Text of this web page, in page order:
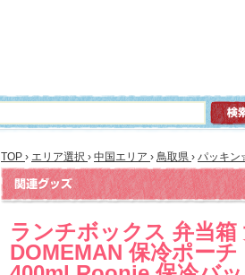
TOP › エリア選択 › 中国エリア › 鳥取県 › パッキ
ランチボックス 弁当箱
DOMEMAN 保冷ポー